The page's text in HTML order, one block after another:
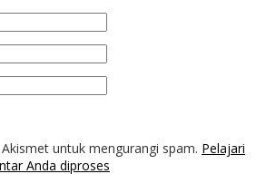
untuk mengurangi spam. Pelajari
Anda diproses